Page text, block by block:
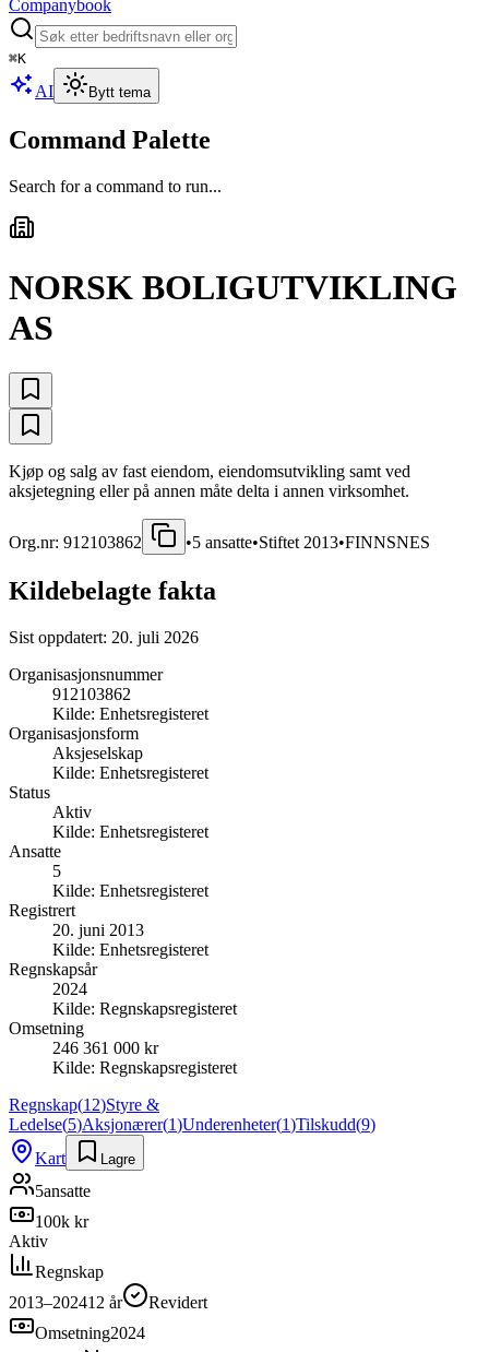
Companybook
⌘K
AI Bytt tema
Command Palette
Search for a command to run...
NORSK BOLIGUTVIKLING
AS
Kjøp og salg av fast eiendom, eiendomsutvikling samt ved
aksjetegning eller på annen måte delta i annen virksomhet.
Org.nr: 912103862 •5 ansatte•Stiftet 2013•FINNSNES
Kildebelagte fakta
Sist oppdatert: 20. juli 2026
Organisasjonsnummer
912103862
Kilde: Enhetsregisteret
Organisasjonsform
Aksjeselskap
Kilde: Enhetsregisteret
Status
Aktiv
Kilde: Enhetsregisteret
Ansatte
5
Kilde: Enhetsregisteret
Registrert
20. juni 2013
Kilde: Enhetsregisteret
Regnskapsår
2024
Kilde: Regnskapsregisteret
Omsetning
246 361 000 kr
Kilde: Regnskapsregisteret
Regnskap(12)Styre &
Ledelse(5)Aksjonærer(1)Underenheter(1)Tilskudd(9)
Kart
Lagre
5ansatte
100k kr
Aktiv
Regnskap
2013–202412 år
Revidert
Omsetning2024